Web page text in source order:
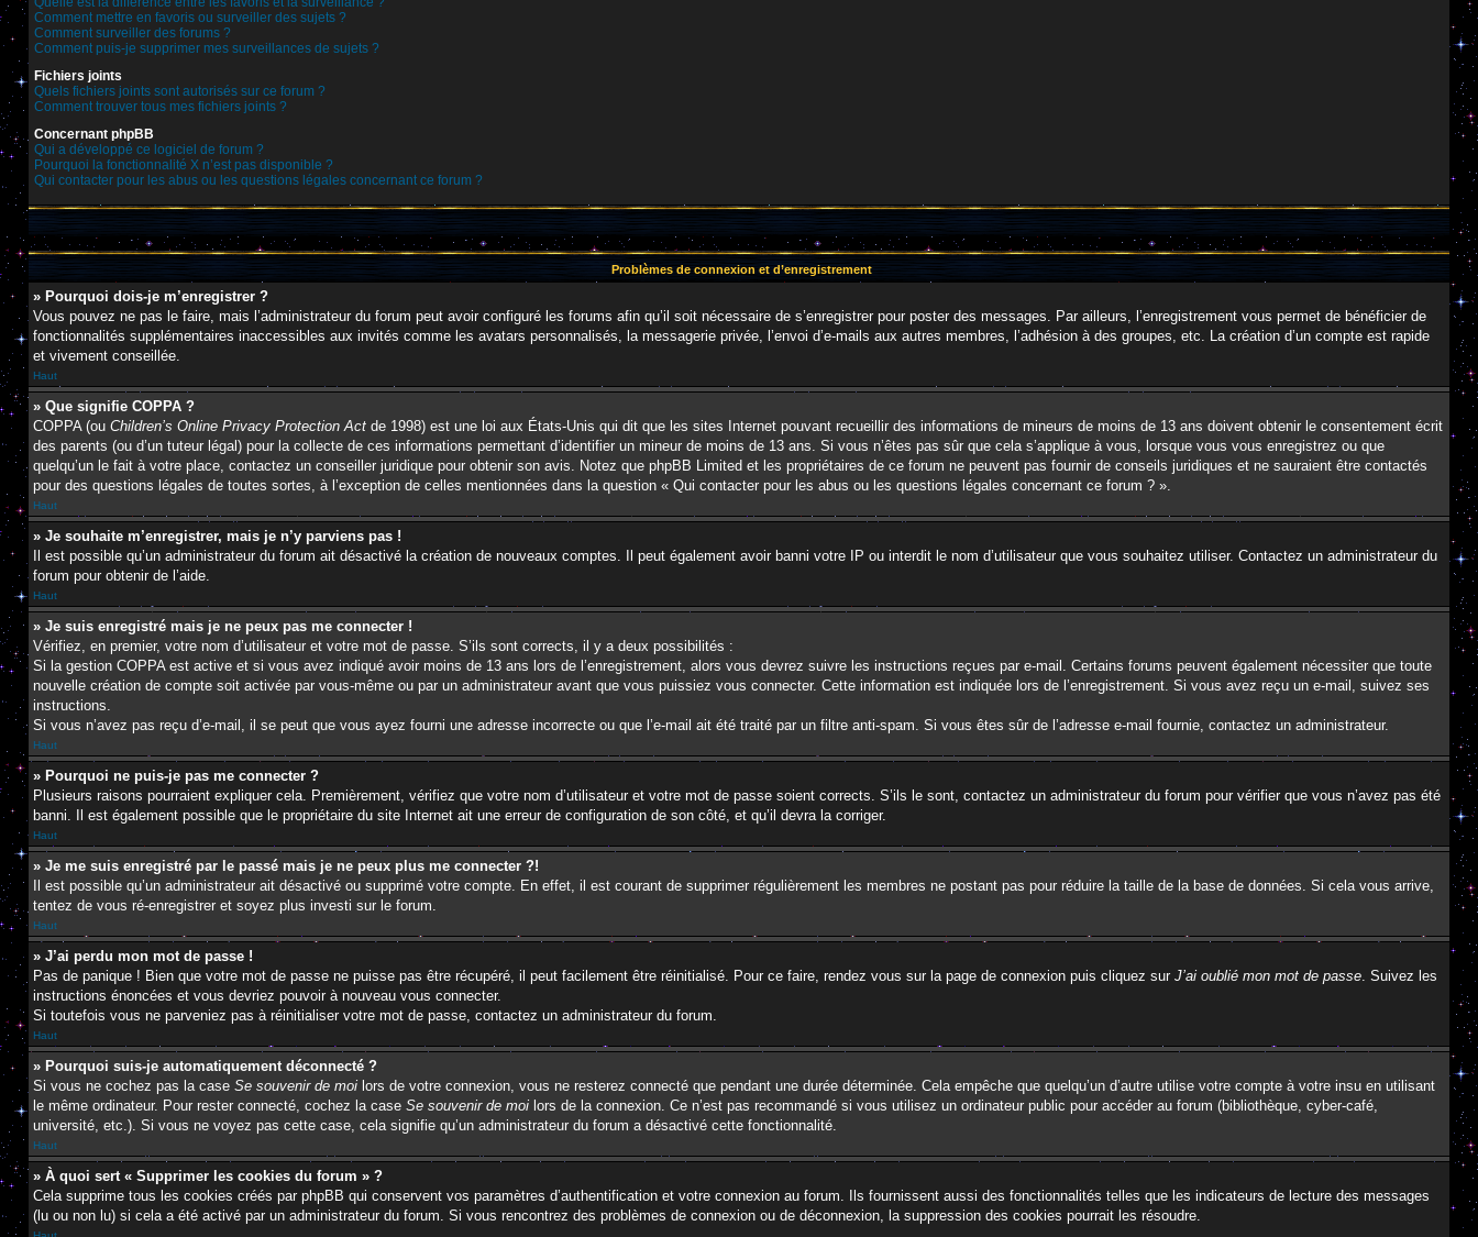
Comment mettre en favoris ou surveiller des sujets ?
Comment surveiller des forums ?
Comment puis-je supprimer mes surveillances de sujets ?
Fichiers joints
Quels fichiers joints sont autorisés sur ce forum ?
Comment trouver tous mes fichiers joints ?
Concernant phpBB
Qui a développé ce logiciel de forum ?
Pourquoi la fonctionnalité X n’est pas disponible ?
Qui contacter pour les abus ou les questions légales concernant ce forum ?
Problèmes de connexion et d’enregistrement
» Pourquoi dois-je m’enregistrer ?
Vous pouvez ne pas le faire, mais l’administrateur du forum peut avoir configuré les forums afin qu’il soit nécessaire de s’enregistrer pour poster des messages. Par ailleurs, l’enregistrement vous permet de bénéficier de
fonctionnalités supplémentaires inaccessibles aux invités comme les avatars personnalisés, la messagerie privée, l’envoi d’e-mails aux autres membres, l’adhésion à des groupes, etc. La création d’un compte est rapide
et vivement conseillée.
Haut
» Que signifie COPPA ?
COPPA (ou Children’s Online Privacy Protection Act de 1998) est une loi aux États-Unis qui dit que les sites Internet pouvant recueillir des informations de mineurs de moins de 13 ans doivent obtenir le consentement écrit
des parents (ou d’un tuteur légal) pour la collecte de ces informations permettant d’identifier un mineur de moins de 13 ans. Si vous n’êtes pas sûr que cela s’applique à vous, lorsque vous vous enregistrez ou que
quelqu’un le fait à votre place, contactez un conseiller juridique pour obtenir son avis. Notez que phpBB Limited et les propriétaires de ce forum ne peuvent pas fournir de conseils juridiques et ne sauraient être contactés
pour des questions légales de toutes sortes, à l’exception de celles mentionnées dans la question « Qui contacter pour les abus ou les questions légales concernant ce forum ? ».
Haut
» Je souhaite m’enregistrer, mais je n’y parviens pas !
Il est possible qu’un administrateur du forum ait désactivé la création de nouveaux comptes. Il peut également avoir banni votre IP ou interdit le nom d’utilisateur que vous souhaitez utiliser. Contactez un administrateur du
forum pour obtenir de l’aide.
Haut
» Je suis enregistré mais je ne peux pas me connecter !
Vérifiez, en premier, votre nom d’utilisateur et votre mot de passe. S’ils sont corrects, il y a deux possibilités :
Si la gestion COPPA est active et si vous avez indiqué avoir moins de 13 ans lors de l’enregistrement, alors vous devrez suivre les instructions reçues par e-mail. Certains forums peuvent également nécessiter que toute
nouvelle création de compte soit activée par vous-même ou par un administrateur avant que vous puissiez vous connecter. Cette information est indiquée lors de l’enregistrement. Si vous avez reçu un e-mail, suivez ses
instructions.
Si vous n’avez pas reçu d’e-mail, il se peut que vous ayez fourni une adresse incorrecte ou que l’e-mail ait été traité par un filtre anti-spam. Si vous êtes sûr de l’adresse e-mail fournie, contactez un administrateur.
Haut
» Pourquoi ne puis-je pas me connecter ?
Plusieurs raisons pourraient expliquer cela. Premièrement, vérifiez que votre nom d’utilisateur et votre mot de passe soient corrects. S’ils le sont, contactez un administrateur du forum pour vérifier que vous n’avez pas été
banni. Il est également possible que le propriétaire du site Internet ait une erreur de configuration de son côté, et qu’il devra la corriger.
Haut
» Je me suis enregistré par le passé mais je ne peux plus me connecter ?!
Il est possible qu’un administrateur ait désactivé ou supprimé votre compte. En effet, il est courant de supprimer régulièrement les membres ne postant pas pour réduire la taille de la base de données. Si cela vous arrive,
tentez de vous ré-enregistrer et soyez plus investi sur le forum.
Haut
» J’ai perdu mon mot de passe !
Pas de panique ! Bien que votre mot de passe ne puisse pas être récupéré, il peut facilement être réinitialisé. Pour ce faire, rendez vous sur la page de connexion puis cliquez sur J’ai oublié mon mot de passe. Suivez les
instructions énoncées et vous devriez pouvoir à nouveau vous connecter.
Si toutefois vous ne parveniez pas à réinitialiser votre mot de passe, contactez un administrateur du forum.
Haut
» Pourquoi suis-je automatiquement déconnecté ?
Si vous ne cochez pas la case Se souvenir de moi lors de votre connexion, vous ne resterez connecté que pendant une durée déterminée. Cela empêche que quelqu’un d’autre utilise votre compte à votre insu en utilisant
le même ordinateur. Pour rester connecté, cochez la case Se souvenir de moi lors de la connexion. Ce n’est pas recommandé si vous utilisez un ordinateur public pour accéder au forum (bibliothèque, cyber-café,
université, etc.). Si vous ne voyez pas cette case, cela signifie qu’un administrateur du forum a désactivé cette fonctionnalité.
Haut
» À quoi sert « Supprimer les cookies du forum » ?
Cela supprime tous les cookies créés par phpBB qui conservent vos paramètres d’authentification et votre connexion au forum. Ils fournissent aussi des fonctionnalités telles que les indicateurs de lecture des messages
(lu ou non lu) si cela a été activé par un administrateur du forum. Si vous rencontrez des problèmes de connexion ou de déconnexion, la suppression des cookies pourrait les résoudre.